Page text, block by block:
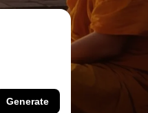
Generate